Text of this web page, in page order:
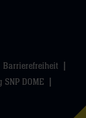
Barrierefreiheit
SNP DOME